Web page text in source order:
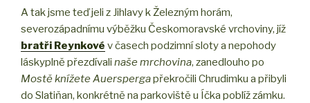
A tak jsme teď jeli z Jihlavy k Železným horám,
severozápadnímu výběžku Českomoravské vrchoviny, jíž
bratři Reynkové v časech podzimní sloty a nepohody
láskyplně přezdívali našemrchovina, zanedlouho po
Mostě knížete Auerspergapřekročili Chrudimku a přibyli
do Slatiňan, konkrétně na parkoviště u Íčka poblíž zámku.